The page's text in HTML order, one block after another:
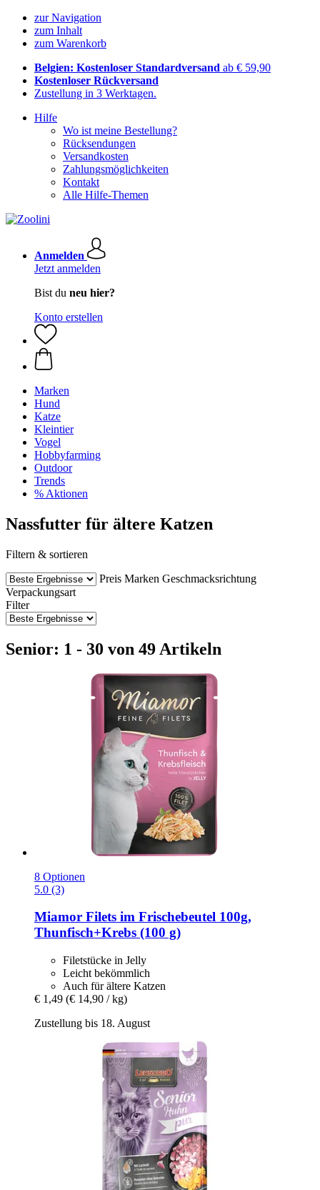
zur Navigation
zum Inhalt
zum Warenkorb
Belgien: Kostenloser Standardversand ab € 59,90
Kostenloser Rückversand
Zustellung in 3 Werktagen.
Hilfe
Wo ist meine Bestellung?
Rücksendungen
Versandkosten
Zahlungsmöglichkeiten
Kontakt
Alle Hilfe-Themen
Anmelden
Jetzt anmelden
Bist du neu hier?
Konto erstellen
Marken
Hund
Katze
Kleintier
Vogel
Hobbyfarming
Outdoor
Trends
% Aktionen
Nassfutter für ältere Katzen
Filtern & sortieren
Preis Marken Geschmacksrichtung
Verpackungsart
Filter
Senior: 1 - 30 von 49 Artikeln
8 Optionen
5.0 (3)
Miamor Filets im Frischebeutel 100g,
Thunfisch+Krebs (100 g)
Filetstücke in Jelly
Leicht bekömmlich
Auch für ältere Katzen
€ 1,49 (€ 14,90 / kg)
Zustellung bis 18. August